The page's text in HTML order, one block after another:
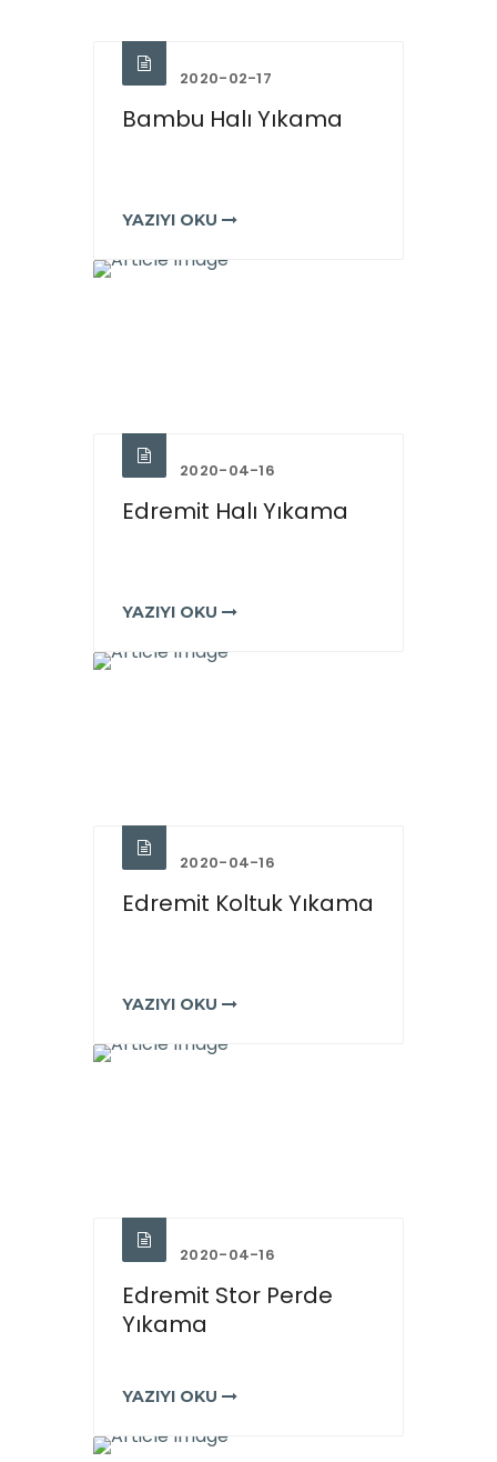
2020-02-17
Bambu Halı Yıkama
YAZIYI OKU
2020-04-16
Edremit Halı Yıkama
YAZIYI OKU
2020-04-16
Edremit Koltuk Yıkama
YAZIYI OKU
2020-04-16
Edremit Stor Perde
Yıkama
YAZIYI OKU